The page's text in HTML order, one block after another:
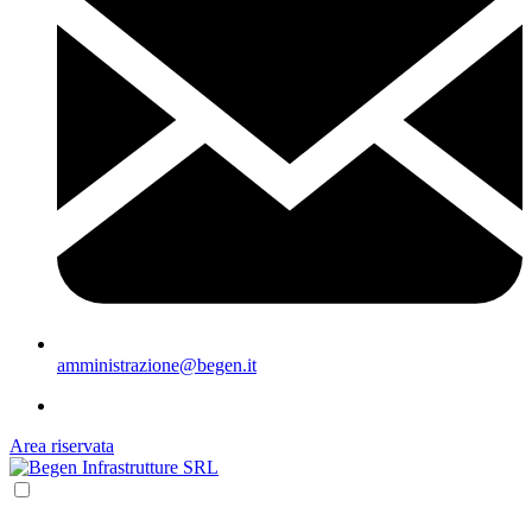
amministrazione@begen.it
Area riservata